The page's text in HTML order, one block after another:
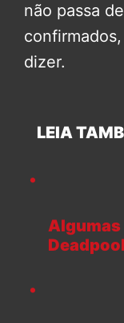
não passa
dizer.
LEIA
Algumas